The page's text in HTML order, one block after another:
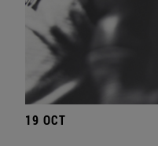
19 OCT